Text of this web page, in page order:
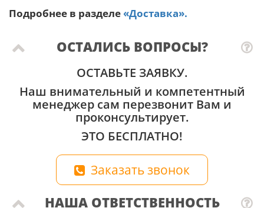
Подробнее в разделе «Доставка».
ОСТАЛИСЬ ВОПРОСЫ?
ОСТАВЬТЕ ЗАЯВКУ.
Наш внимательный и компетентный
менеджер сам перезвонит Вам и
проконсультирует.
ЭТО БЕСПЛАТНО!
Заказать звонок
НАША ОТВЕТСТВЕННОСТЬ